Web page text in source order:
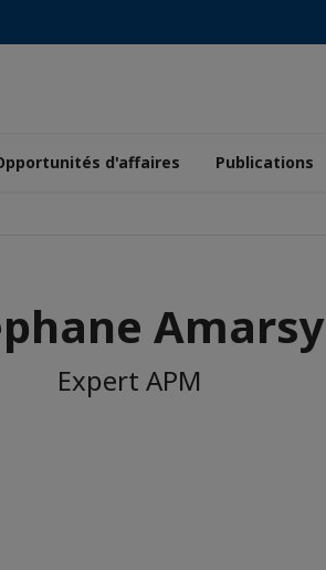
d'affaires Publications
Amarsy
Expert APM